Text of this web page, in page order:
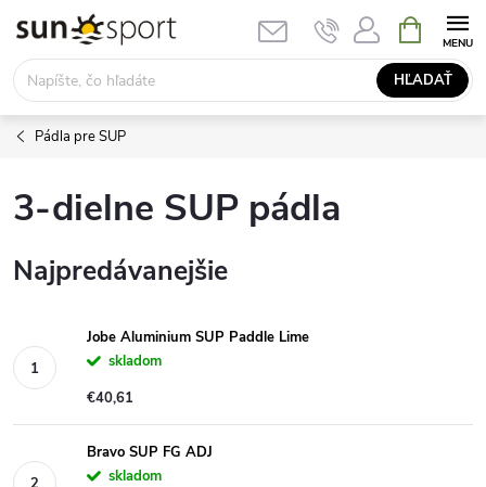
obsah
HĽADAŤ
KOŠÍK
Pádla pre SUP
3-dielne SUP pádla
Najpredávanejšie
Jobe Aluminium SUP Paddle Lime
skladom
€40,61
Bravo SUP FG ADJ
skladom